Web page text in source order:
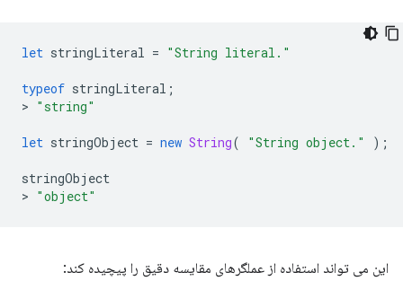
let stringLiteral = "String literal."
typeof stringLiteral ;
> "string"
let stringObject = new String( "String object." );
stringObject
> "object"
این می تواند استفاده از عملگرهای مقایسه دقیق را پیچیده کند: